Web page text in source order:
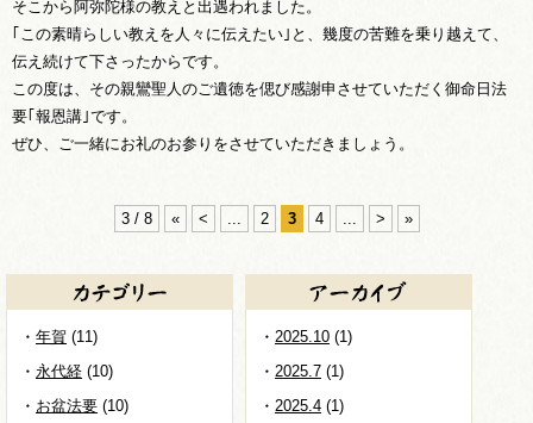
そこから阿弥陀様の教えと出遇われました。
｢この素晴らしい教えを人々に伝えたい｣と、幾度の苦難を乗り越えて、
伝え続けて下さったからです。
この度は、その親鸞聖人のご遺徳を偲び感謝申させていただく御命日法
要｢報恩講｣です。
ぜひ、ご一緒にお礼のお参りをさせていただきましょう。
3 / 8 « < 2 3 4 > »
年賀 (11)
永代経 (10)
お盆法要 (10)
2025.10 (1)
2025.7 (1)
2025.4 (1)